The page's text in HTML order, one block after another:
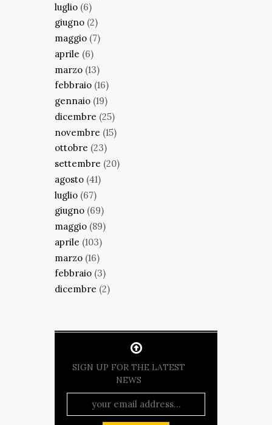
luglio (6)
giugno (2)
maggio (7)
aprile (6)
marzo (13)
febbraio (16)
gennaio (19)
dicembre (25)
novembre (15)
ottobre (23)
settembre (20)
agosto (41)
luglio (67)
giugno (69)
maggio (89)
aprile (103)
marzo (16)
febbraio (3)
dicembre (2)
SIGN UP FOR THE LATEST
NEWS